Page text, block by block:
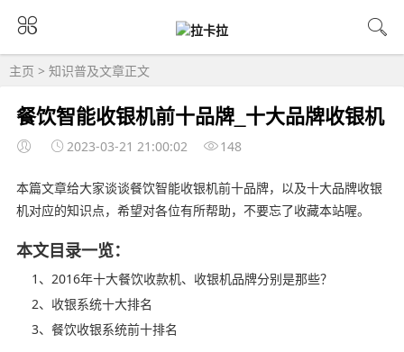
主页 > 知识普及文章正文
餐饮智能收银机前十品牌_十大品牌收银机
2023-03-21 21:00:02 148
本篇文章给大家谈谈餐饮智能收银机前十品牌，以及十大品牌收银
机对应的知识点，希望对各位有所帮助，不要忘了收藏本站喔。
本文目录一览：
1、2016年十大餐饮收款机、收银机品牌分别是那些？
2、收银系统十大排名
3、餐饮收银系统前十排名